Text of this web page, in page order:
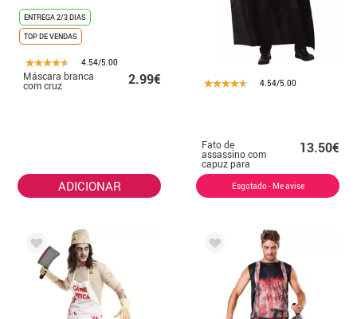
ENTREGA 2/3 DIAS
TOP DE VENDAS
4.54/5.00
Máscara branca
com cruz 2.99€
ADICIONAR
4.54/5.00
Fato de
assassino com
capuz para
adulto
13.50€
Esgotado - Me avise